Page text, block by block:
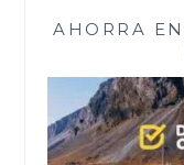
AHORRA